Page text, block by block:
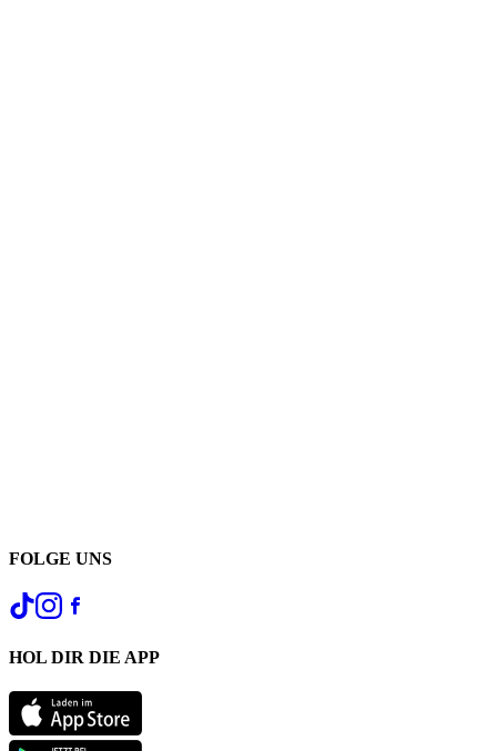
FOLGE UNS
HOL DIR DIE APP